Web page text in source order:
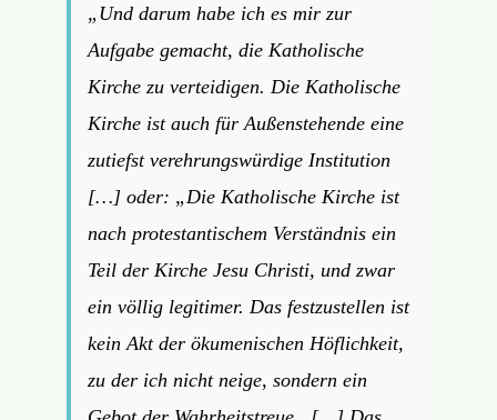
„Und darum habe ich es mir zur
Aufgabe gemacht, die Katholische
Kirche zu verteidigen. Die Katholische
Kirche ist auch für Außenstehende eine
zutiefst verehrungswürdige Institution
[…] oder: „Die Katholische Kirche ist
nach protestantischem Verständnis ein
Teil der Kirche Jesu Christi, und zwar
ein völlig legitimer. Das festzustellen ist
kein Akt der ökumenischen Höflichkeit,
zu der ich nicht neige, sondern ein